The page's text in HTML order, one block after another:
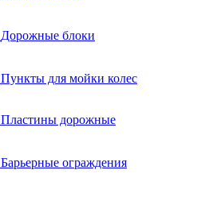
Дорожные блоки
Пункты для мойки колес
Пластины дорожные
Барьерные ограждения